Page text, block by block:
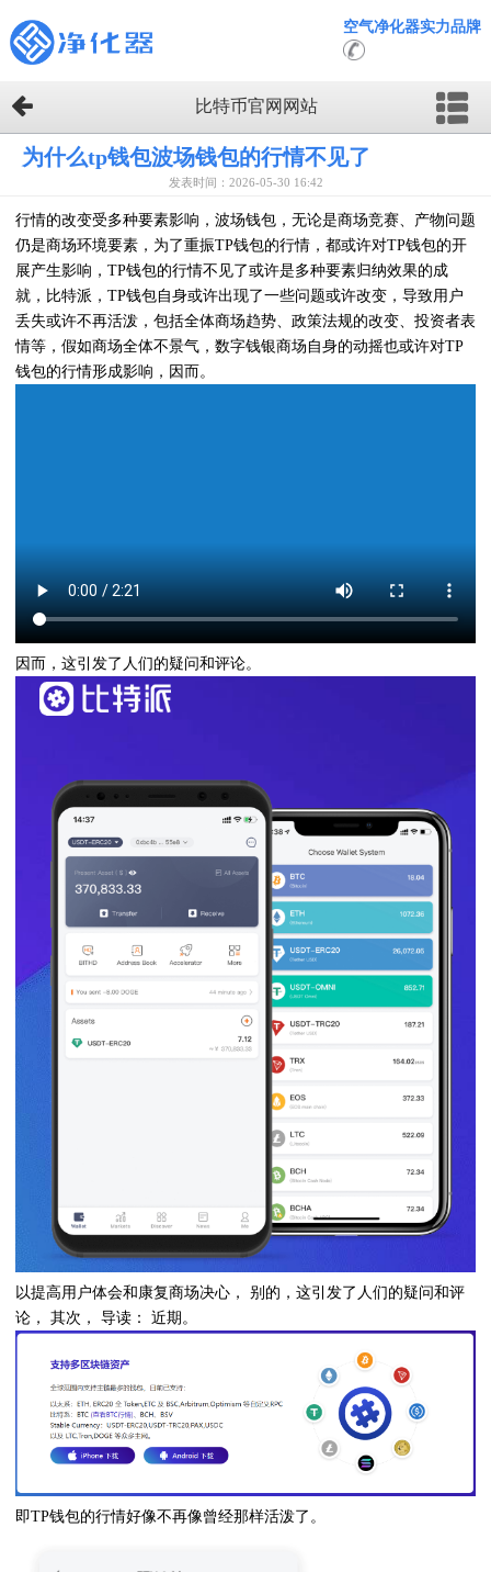
空气净化器实力品牌
比特币官网网站
为什么tp钱包波场钱包的行情不见了
发表时间：2026-05-30 16:42
行情的改变受多种要素影响，波场钱包，无论是商场竞赛、产物问题
仍是商场环境要素，为了重振TP钱包的行情，都或许对TP钱包的开
展产生影响，TP钱包的行情不见了或许是多种要素归纳效果的成
就，比特派，TP钱包自身或许出现了一些问题或许改变，导致用户
丢失或许不再活泼，包括全体商场趋势、政策法规的改变、投资者表
情等，假如商场全体不景气，数字钱银商场自身的动摇也或许对TP
钱包的行情形成影响，因而。
因而，这引发了人们的疑问和评论。
以提高用户体会和康复商场决心， 别的，这引发了人们的疑问和评
论， 其次， 导读： 近期。
即TP钱包的行情好像不再像曾经那样活泼了。